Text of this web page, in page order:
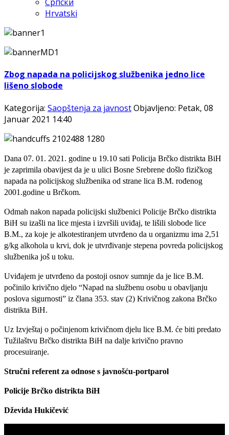
Hrvatski
Zbog napada na policijskog službenika jedno lice
lišeno slobode
Kategorija: Saopštenja za javnostObjavljeno: Petak, 08
Januar 2021 14:40
Dana 07. 01. 2021. godine u 19.10 sati Policija Brčko distrikta BiH
je zaprimila obavijest da je u ulici Bosne Srebrene došlo fizičkog
napada na policijskog službenika od strane lica B.M. rođenog
2001.godine u Brčkom.
Odmah nakon napada policijski službenici Policije Brčko distrikta
BiH su izašli na lice mjesta i izvršili uviđaj, te lišili slobode lice
B.M., za koje je alkotestiranjem utvrđeno da u organizmu ima 2,51
g/kg alkohola u krvi, dok je utvrđivanje stepena povreda policijskog
službenika još u toku.
Uviđajem je utvrđeno da postoji osnov sumnje da je lice B.M.
počinilo krivično djelo “Napad na službenu osobu u obavljanju
poslova sigurnosti” iz člana 353. stav (2) Krivičnog zakona Brčko
distrikta BiH.
Uz Izvještaj o počinjenom krivičnom djelu lice B.M. će biti predato
Tužilaštvu Brčko distrikta BiH na dalje krivično pravno
procesuiranje.
Stručni referent za odnose s javnošću-portparol
Policije Brčko distrikta BiH
Dževida Hukičević